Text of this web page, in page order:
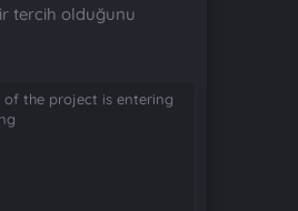
tercih olduğunu
of the project is entering